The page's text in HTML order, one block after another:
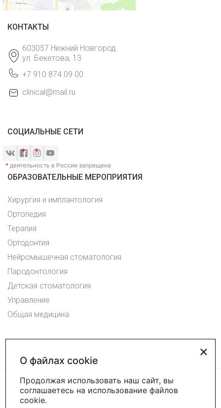
КОНТАКТЫ
603057 Нижний Новгород
ул. Бекетова, 13
+7 910 874 09 00
clinical@mail.ru
СОЦИАЛЬНЫЕ СЕТИ
* деятельность в России запрещена
ОБРАЗОВАТЕЛЬНЫЕ МЕРОПРИЯТИЯ
Хирургия и имплантология
Ортопедия
Терапия
Ортодонтия
Нейромышечная стоматология
Пародонтология
Детская стоматология
Управление
Общая медицина
×
О файлах cookie
Продолжая использовать наш сайт, вы
соглашаетесь на использование файлов
cookie.